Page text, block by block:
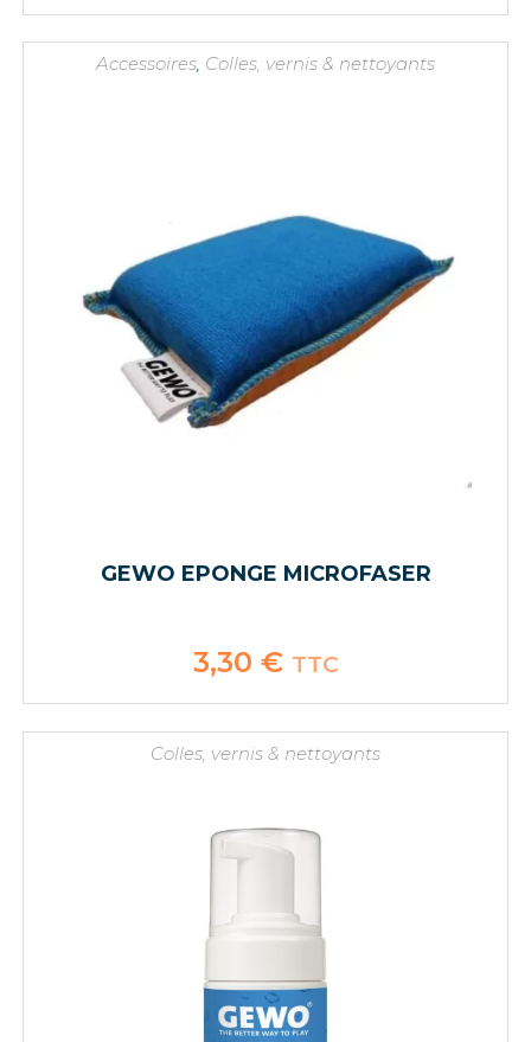
Accessoires, Colles, vernis & nettoyants
GEWO EPONGE MICROFASER
3,30 € TTC
Colles, vernis & nettoyants